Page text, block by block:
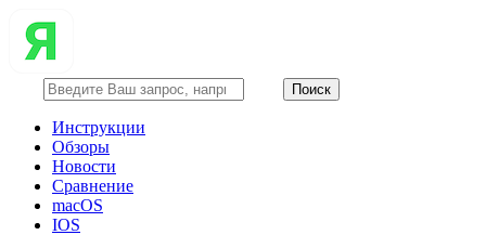
Инструкции
Обзоры
Новости
Сравнение
macOS
IOS